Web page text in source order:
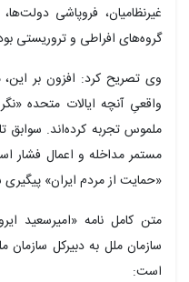
غیرنظامیان، فروپاشی دولت‌ها،
گروه‌های افراطی و تروریستی بوده
وی تصریح کرد: افزون بر این،
واقعیِ آنچه ایالات متحده
ملموس تجربه کرده‌اند. سوابق
مستمر مداخله و اعمال فشار
«حمایت از مردم ایران» پیگیری
متن کامل نامه «امیرسعید
سازمان ملل به دبیرکل سازمان
است: